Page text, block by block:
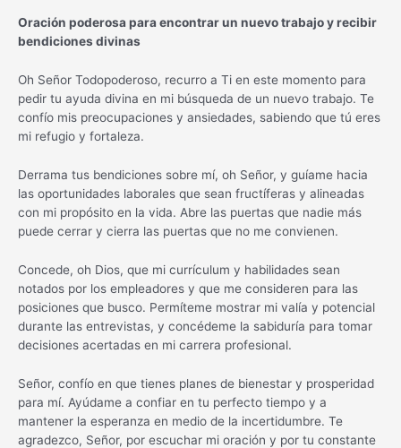
Oración poderosa para encontrar un nuevo trabajo y recibir
bendiciones divinas
Oh Señor Todopoderoso, recurro a Ti en este momento para
pedir tu ayuda divina en mi búsqueda de un nuevo trabajo. Te
confío mis preocupaciones y ansiedades, sabiendo que tú eres
mi refugio y fortaleza.
Derrama tus bendiciones sobre mí, oh Señor, y guíame hacia
las oportunidades laborales que sean fructíferas y alineadas
con mi propósito en la vida. Abre las puertas que nadie más
puede cerrar y cierra las puertas que no me convienen.
Concede, oh Dios, que mi currículum y habilidades sean
notados por los empleadores y que me consideren para las
posiciones que busco. Permíteme mostrar mi valía y potencial
durante las entrevistas, y concédeme la sabiduría para tomar
decisiones acertadas en mi carrera profesional.
Señor, confío en que tienes planes de bienestar y prosperidad
para mí. Ayúdame a confiar en tu perfecto tiempo y a
mantener la esperanza en medio de la incertidumbre. Te
agradezco, Señor, por escuchar mi oración y por tu constante